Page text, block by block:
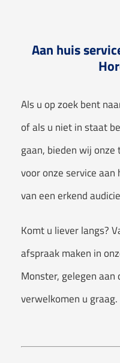
Aan huis
Als u op zoek bent
of als u niet in staat
gaan, bieden wij onze
voor onze service
van een erkend
Komt u liever langs?
afspraak maken in
Monster, gelegen
verwelkomen u graag.